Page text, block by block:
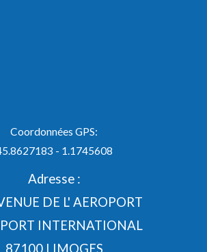
Coordonnées GPS:
- 1.1745608
Adresse :
DE L' AEROPORT
INTERNATIONAL
87100 LIMOGES